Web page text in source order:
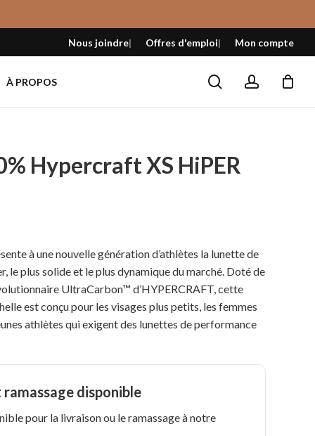
Nous joindre Offres d'emploi Mon compte
À PROPOS searchaccount
Fermer
le
panier
Hypercraft XS HiPER
à une nouvelle génération d’athlètes la lunette de
le plus solide et le plus dynamique du marché. Doté de
UltraCarbon™ d’HYPERCRAFT, cette
est conçu pour les visages plus petits, les femmes
athlètes qui exigent des lunettes de performance
disponible
pour la livraison ou le ramassage à notre